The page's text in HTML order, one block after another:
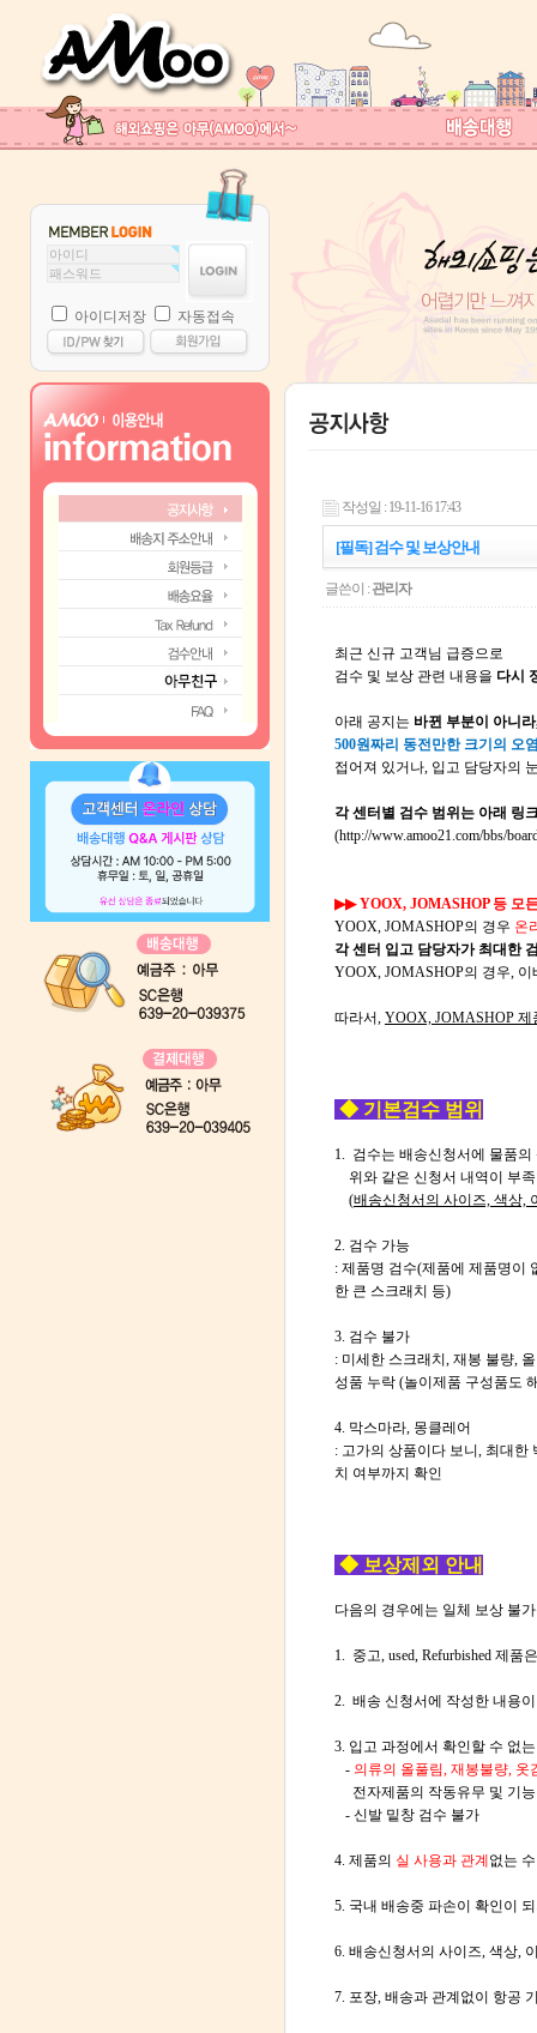
아이디저장 자동접속
작성일 : 19-11-16 17:43
[필독] 검수 및 보상안내
글쓴이 : 관리자
최근 신규 고객님 급증으로
검수 및 보상 관련 내용을 다시
아래 공지는 바뀐 부분이 아니
500원짜리 동전만한 크기의 오
접어져 있거나, 입고 담당자의
각 센터별 검수 범위는 아래 링
(http://www.amoo21.com/bbs/
▶▶ YOOX, JOMASHOP 등 모
YOOX, JOMASHOP의 경우 온
각 센터 입고 담당자가 최대한
YOOX, JOMASHOP의 경우,
따라서, YOOX, JOMASHOP
◆ 기본검수 범위
1. 검수는 배송신청서에 물품
위와 같은 신청서 내역이 부
(배송신청서의 사이즈, 색상,
2. 검수 가능
: 제품명 검수(제품에 제품명이
한 큰 스크래치 등)
3. 검수 불가
: 미세한 스크래치, 재봉 불량,
성품 누락 (놀이제품 구성품도
4. 막스마라, 몽클레어
: 고가의 상품이다 보니, 최대한
치 여부까지 확인
◆ 보상제외 안내
다음의 경우에는 일체 보상 불
1. 중고, used, Refurbished 제
2. 배송 신청서에 작성한 내용이
3. 입고 과정에서 확인할 수 없
- 의류의 올풀림, 재봉불량,
전자제품의 작동유무 및 기능
- 신발 밑창 검수 불가
4. 제품의 실 사용과 관계 없는
5. 국내 배송중 파손이 확인이
6. 배송신청서의 사이즈, 색상,
7. 포장, 배송과 관계없이 항공